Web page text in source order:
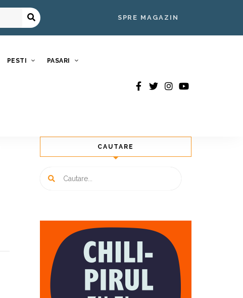
SPRE MAGAZIN
PESTI PASARI
CAUTARE